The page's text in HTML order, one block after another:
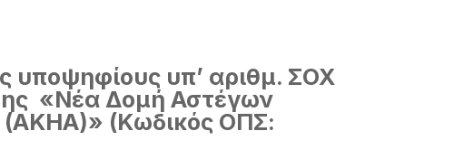
υποψηφίους υπ’ αριθμ. ΣΟΧ
«Νέα Δομή Αστέγων
(ΑΚΗΑ)» (Κωδικός ΟΠΣ: